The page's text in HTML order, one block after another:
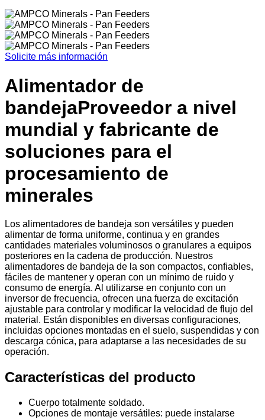
Solicite más información
Alimentador de
bandejaProveedor a nivel
mundial y fabricante de
soluciones para el
procesamiento de
minerales
Los alimentadores de bandeja son versátiles y pueden
alimentar de forma uniforme, continua y en grandes
cantidades materiales voluminosos o granulares a equipos
posteriores en la cadena de producción. Nuestros
alimentadores de bandeja de la son compactos, confiables,
fáciles de mantener y operan con un mínimo de ruido y
consumo de energía. Al utilizarse en conjunto con un
inversor de frecuencia, ofrecen una fuerza de excitación
ajustable para controlar y modificar la velocidad de flujo del
material. Están disponibles en diversas configuraciones,
incluidas opciones montadas en el suelo, suspendidas y con
descarga cónica, para adaptarse a las necesidades de su
operación.
Características del producto
Cuerpo totalmente soldado.
Opciones de montaje versátiles: puede instalarse